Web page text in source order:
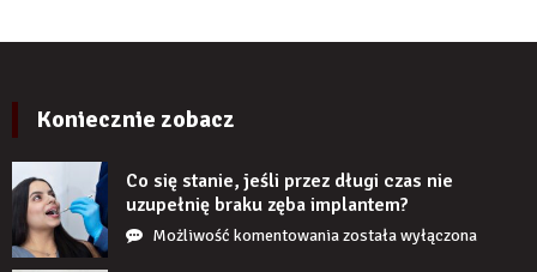
zamontowaniu?
Koniecznie zobacz
Co się stanie, jeśli przez długi czas nie
uzupełnię braku zęba implantem?
Możliwość komentowaniaCo
została wyłączona